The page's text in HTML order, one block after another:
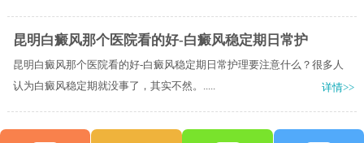
昆明白癜风那个医院看的好-白癜风稳定期日常护
昆明白癜风那个医院看的好-白癜风稳定期日常护理要注意什么？很多人
认为白癜风稳定期就没事了，其实不然。.....
详情>>